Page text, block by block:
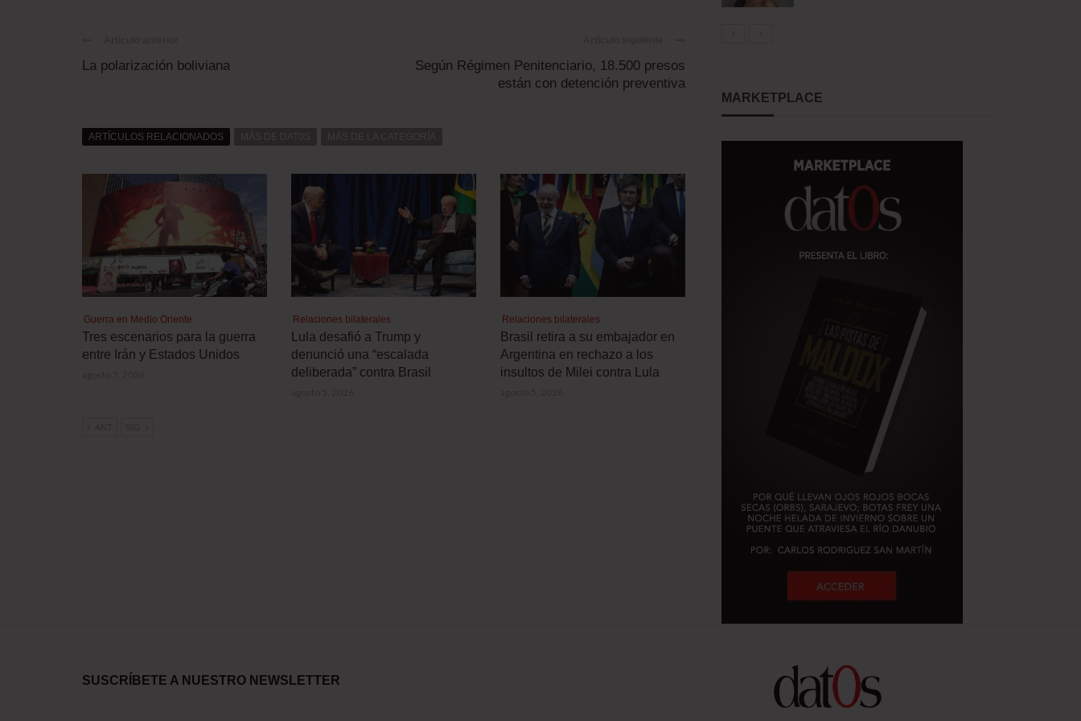
La polarización boliviana
Según Régimen Penitenciario, 18.500 presos
están con detención preventiva
ARTÍCULOS RELACIONADOS
Guerra en Medio Oriente
Tres escenarios para la guerra
entre Irán y Estados Unidos
Relaciones bilaterales
Lula desafió a Trump y
denunció una “escalada
deliberada” contra Brasil
Relaciones bilaterales
Brasil retira a su embajador en
Argentina en rechazo a los
insultos de Milei contra Lula
MARKETPLACE
SUSCRÍBETE A NUESTRO NEWSLETTER